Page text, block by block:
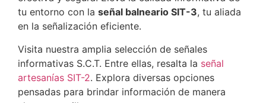
tu entorno con la señal balneario SIT-3, tu aliada
en la señalización eficiente.
Visita nuestra amplia selección de señales
informativas S.C.T. Entre ellas, resalta la señal
artesanías SIT-2. Explora diversas opciones
pensadas para brindar información de manera